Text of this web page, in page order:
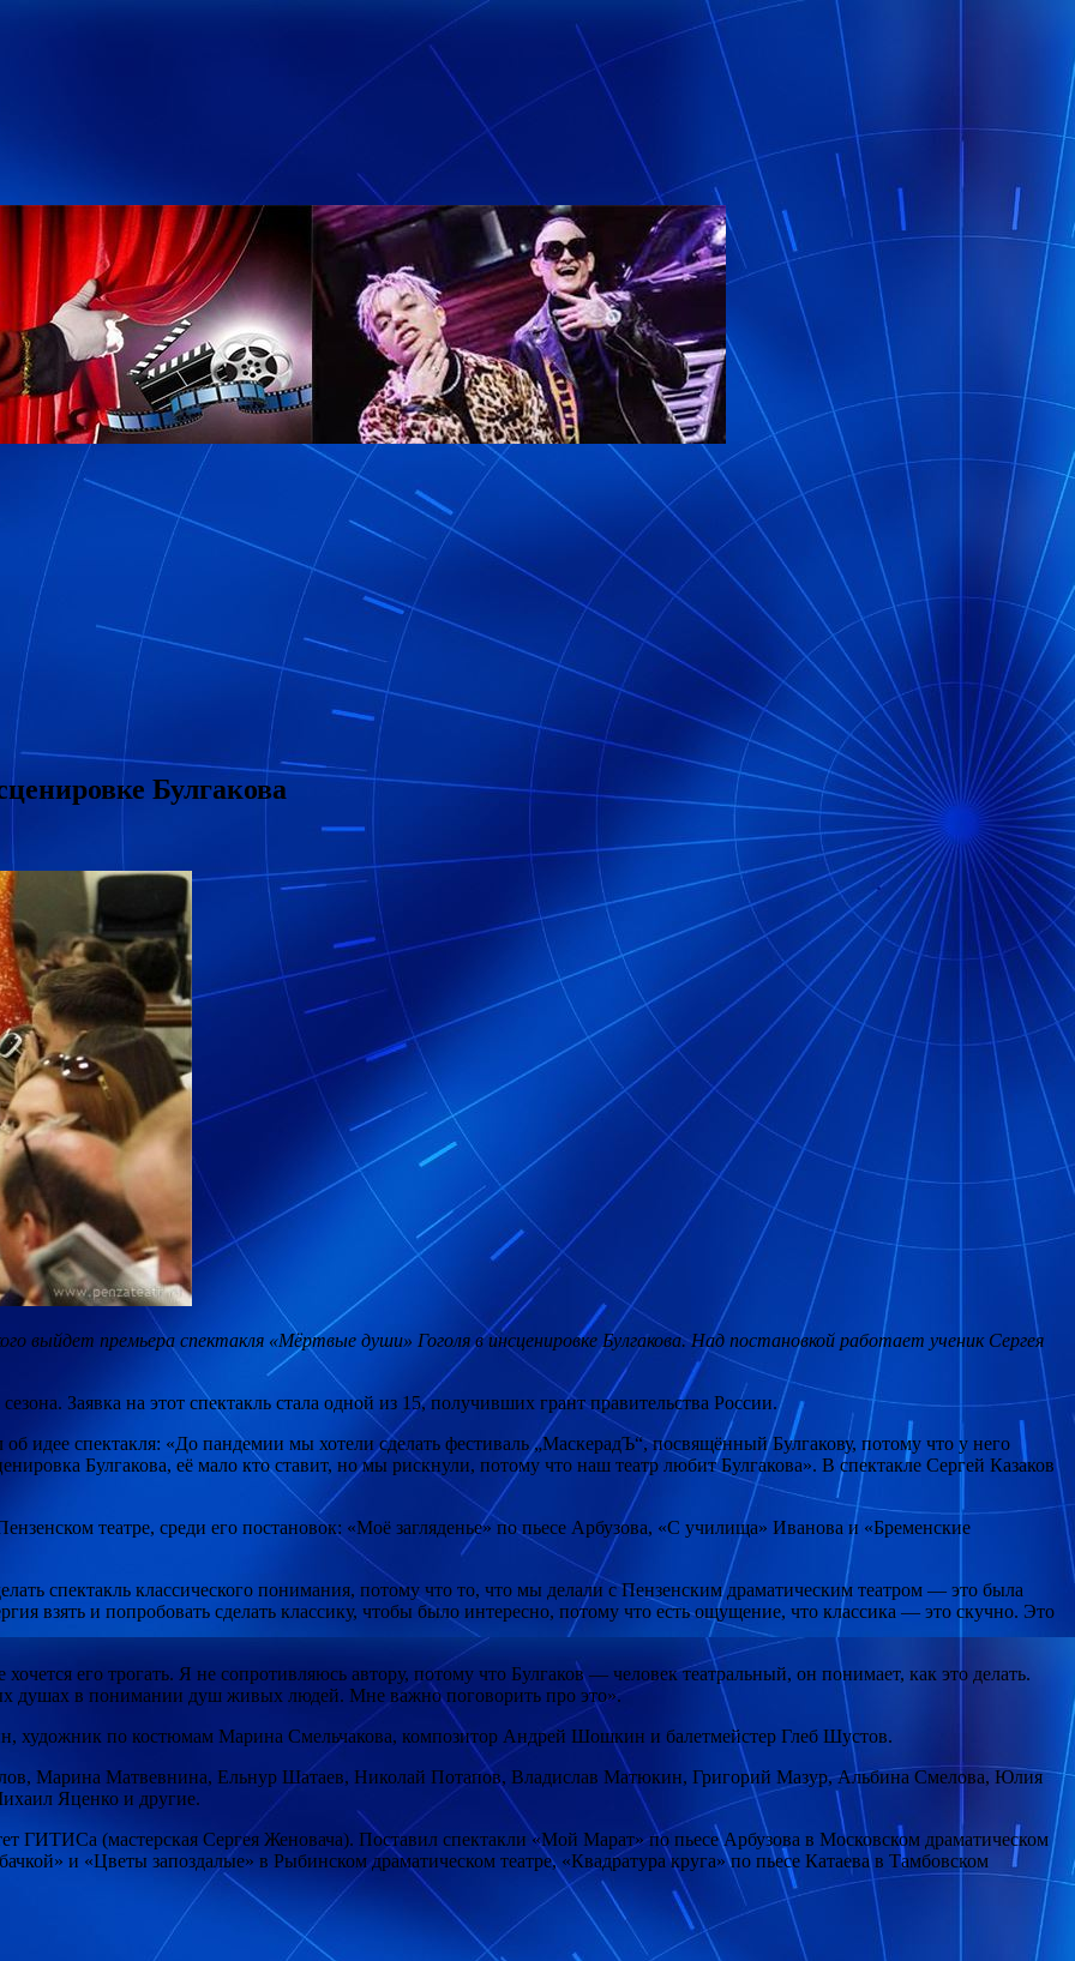
Булгакова
выйдет премьера спектакля «Мёртвые души» Гоголя в инсценировке Булгакова. Над постановкой работает ученик Сергея
сезона. Заявка на этот спектакль стала одной из 15, получивших грант правительства России.
об идее спектакля: «До пандемии мы хотели сделать фестиваль „МаскерадЪ“, посвящённый Булгакову, потому что у него
Булгакова, её мало кто ставит, но мы рискнули, потому что наш театр любит Булгакова». В спектакле Сергей Казаков
театре, среди его постановок: «Моё загляденье» по пьесе Арбузова, «С училища» Иванова и «Бременские
спектакль классического понимания, потому что то, что мы делали с Пензенским драматическим театром — это была
взять и попробовать сделать классику, чтобы было интересно, потому что есть ощущение, что классика — это скучно. Это
его трогать. Я не сопротивляюсь автору, потому что Булгаков — человек театральный, он понимает, как это делать.
душах в понимании душ живых людей. Мне важно поговорить про это».
художник по костюмам Марина Смельчакова, композитор Андрей Шошкин и балетмейстер Глеб Шустов.
Марина Матвевнина, Ельнур Шатаев, Николай Потапов, Владислав Матюкин, Григорий Мазур, Альбина Смелова, Юлия
Яценко и другие.
ГИТИСа (мастерская Сергея Женовача). Поставил спектакли «Мой Марат» по пьесе Арбузова в Московском драматическом
и «Цветы запоздалые» в Рыбинском драматическом театре, «Квадратура круга» по пьесе Катаева в Тамбовском